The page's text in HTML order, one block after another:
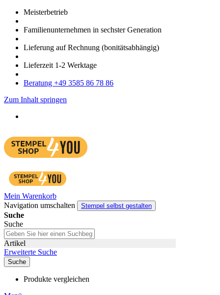
Meister­betrieb
Familien­unter­nehmen in sechster Gene­ration
Lieferung auf Rech­nung (bonitätsabhängig)
Liefer­zeit 1-2 Werk­tage
Bera­tung +49 3585 86 78 86
Zum Inhalt springen
Mein Warenkorb
Navigation umschalten
Stempel selbst gestalten
Suche
Suche
Artikel
Erweiterte Suche
Suche
Produkte vergleichen